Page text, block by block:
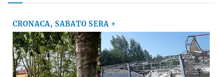
CRONACA, SABATO SERA +